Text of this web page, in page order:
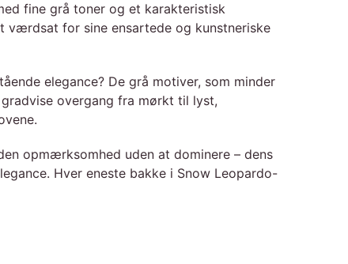
fine grå toner og et karakteristisk
værdsat for sine ensartede og kunstneriske
elegance? De grå motiver, som minder
overgang fra mørkt til lyst,
opmærksomhed uden at dominere – dens
Hver eneste bakke i Snow Leopardo-